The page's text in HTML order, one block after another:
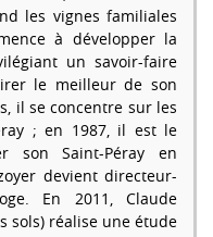
les vignes familiales
à développer la
un savoir-faire
le meilleur de son
il se concentre sur les
; en 1987, il est le
son Saint-Péray en
devient directeur-
En 2011, Claude
sols) réalise une étude